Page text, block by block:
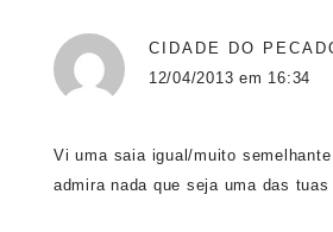
CIDADE DO
12/04/2013 em 16:34
Vi uma saia igual/muito
admira nada que seja uma das